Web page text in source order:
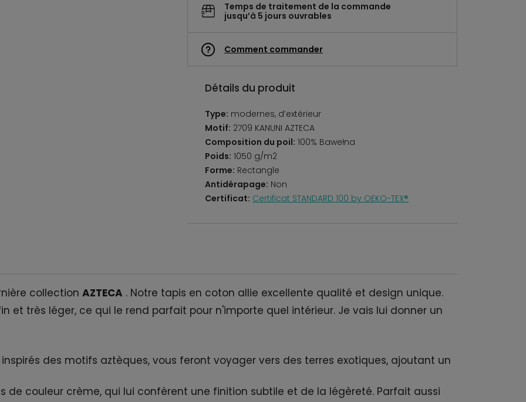
Temps de traitement de la commande
jusqu’à 5 jours ouvrables
Comment commander
Détails du produit
Type: modernes, d’extérieur
Motif: 2709 KANUNI AZTECA
Composition du poil: 100% Bawełna
Poids: 1050 g/m2
Forme: Rectangle
Antidérapage: Non
Certificat: Certificat STANDARD 100 by OEKO-TEX®
collection AZTECA . Notre tapis en coton allie excellente qualité et design unique.
et très léger, ce qui le rend parfait pour n'importe quel intérieur. Je vais lui donner un
inspirés des motifs aztèques, vous feront voyager vers des terres exotiques, ajoutant un
de couleur crème, qui lui confèrent une finition subtile et de la légèreté. Parfait aussi